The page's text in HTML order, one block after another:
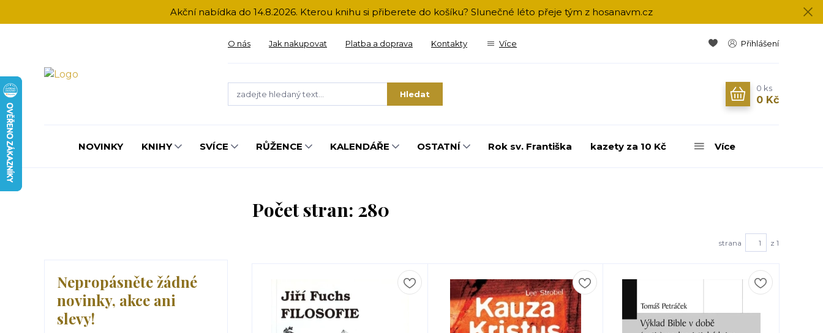
Akční nabídka do 14.8.2026. Kterou knihu si přiberete do košíku? Slunečné léto přeje tým z hosanavm.cz
O nás Jak nakupovat Platba a doprava Kontakty Více Přihlášení
Hledat
0 ks
0 Kč
NOVINKY KNIHY SVÍCE RŮŽENCE KALENDÁŘE OSTATNÍ Rok sv. Františka kazety za 10 Kč Více
Nepropásněte žádné
novinky, akce ani
slevy!
Počet stran: 280
strana z 1